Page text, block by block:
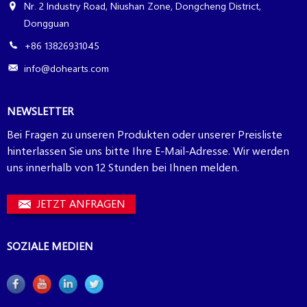
Nr. 2 Industry Road, Niushan Zone, Dongcheng District,
Dongguan
+86 13826931045
info@dohearts.com
NEWSLETTER
Bei Fragen zu unseren Produkten oder unserer Preisliste
hinterlassen Sie uns bitte Ihre E-Mail-Adresse. Wir werden
uns innerhalb von 12 Stunden bei Ihnen melden.
JETZT ANFRAGEN
SOZIALE MEDIEN